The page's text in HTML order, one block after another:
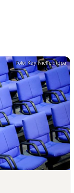
Foto: Kay Nietfeld/dpa